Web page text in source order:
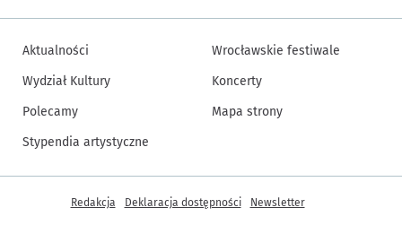
Aktualności
Wydział Kultury
Polecamy
Stypendia artystyczne
Wrocławskie festiwale
Koncerty
Mapa strony
Inne informacje
Redakcja Deklaracja dostępności Newsletter